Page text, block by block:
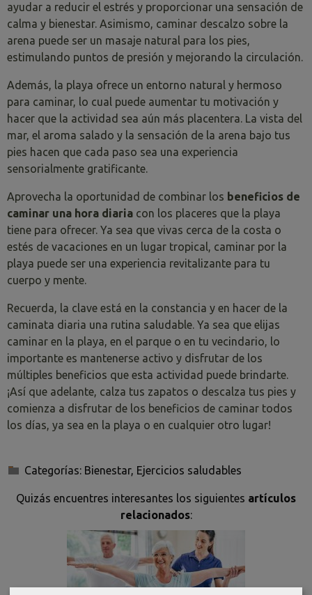
ayudar a reducir el estrés y proporcionar una sensación de
calma y bienestar. Asimismo, caminar descalzo sobre la
arena puede ser un masaje natural para los pies,
estimulando puntos de presión y mejorando la circulación.
Además, la playa ofrece un entorno natural y hermoso
para caminar, lo cual puede aumentar tu motivación y
hacer que la actividad sea aún más placentera. La vista del
mar, el aroma salado y la sensación de la arena bajo tus
pies hacen que cada paso sea una experiencia
sensorialmente gratificante.
Aprovecha la oportunidad de combinar los beneficios de
caminar una hora diaria con los placeres que la playa
tiene para ofrecer. Ya sea que vivas cerca de la costa o
estés de vacaciones en un lugar tropical, caminar por la
playa puede ser una experiencia revitalizante para tu
cuerpo y mente.
Recuerda, la clave está en la constancia y en hacer de la
caminata diaria una rutina saludable. Ya sea que elijas
caminar en la playa, en el parque o en tu vecindario, lo
importante es mantenerse activo y disfrutar de los
múltiples beneficios que esta actividad puede brindarte.
¡Así que adelante, calza tus zapatos o descalza tus pies y
comienza a disfrutar de los beneficios de caminar todos
los días, ya sea en la playa o en cualquier otro lugar!
Categorías: Bienestar, Ejercicios saludables
Quizás encuentres interesantes los siguientes artículos
relacionados: